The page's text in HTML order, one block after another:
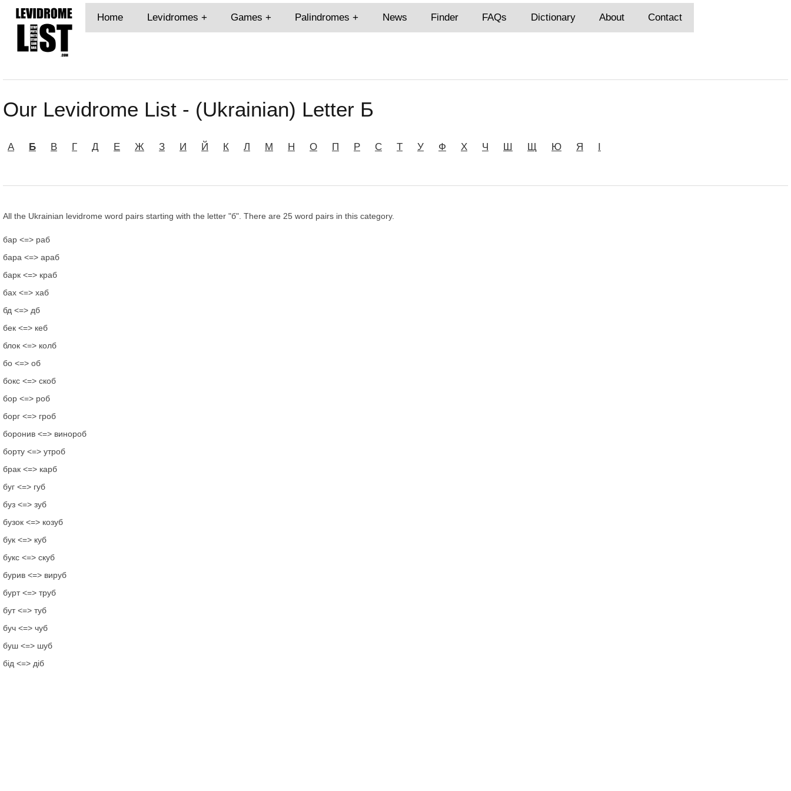
Home Levidromes Games Palindromes News Finder FAQs Dictionary About Contact
Our Levidrome List - (Ukrainian) Letter Б
А Б В Г Д Е Ж З И Й К Л М Н О П Р С Т У Ф Х Ч Ш Щ Ю Я І
All the Ukrainian levidrome word pairs starting with the letter "б". There are 25 word pairs in this category.
бар <=> раб
бара <=> араб
барк <=> краб
бах <=> хаб
бд <=> дб
бек <=> кеб
блок <=> колб
бо <=> об
бокс <=> скоб
бор <=> роб
борг <=> гроб
боронив <=> винороб
борту <=> утроб
брак <=> карб
буг <=> губ
буз <=> зуб
бузок <=> козуб
бук <=> куб
букс <=> скуб
бурив <=> вируб
бурт <=> труб
бут <=> туб
буч <=> чуб
буш <=> шуб
бід <=> діб